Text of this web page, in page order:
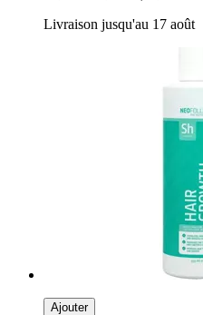
Livraison jusqu'au 17 août
Ajouter